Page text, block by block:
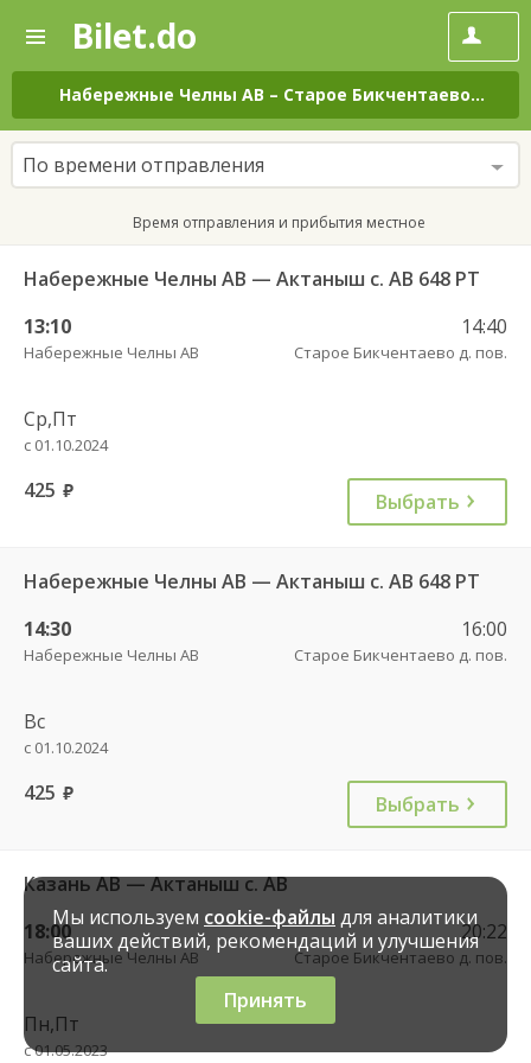
—
Поиск
и
покупка
билетов
на
автобус
онлайн
Bilet.do
Набережные Челны АВ – Старое Бикчентаево д. пов.
По времени отправления
Время отправления и прибытия местное
Набережные Челны АВ — Актаныш с. АВ 648 РТ
13:10
Набережные Челны АВ
14:40
Старое Бикчентаево д. пов.
Ср,Пт
с 01.10.2024
425 руб. Выбрать
Набережные Челны АВ — Актаныш с. АВ 648 РТ
14:30
Набережные Челны АВ
16:00
Старое Бикчентаево д. пов.
Вс
с 01.10.2024
425 руб. Выбрать
Казань АВ — Актаныш с. АВ
18:00
Набережные Челны АВ
20:22
Старое Бикчентаево д. пов.
Пн,Пт
с 01.05.2023
Мы используем cookie-файлы для аналитики
ваших действий, рекомендаций и улучшения
сайта.
Принять